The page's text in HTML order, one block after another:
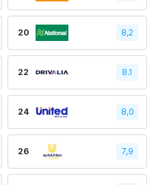
20 8,2
22 8.1
24 8,0
26 7,9